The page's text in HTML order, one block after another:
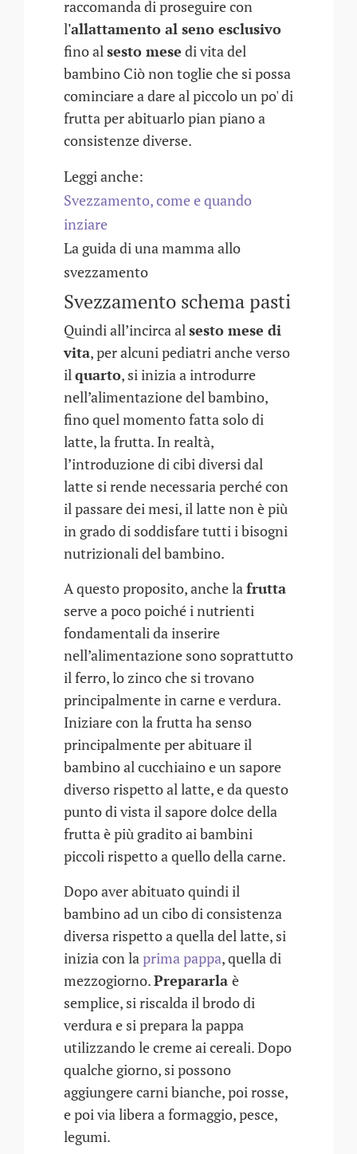
raccomanda di proseguire con
l'allattamento al seno esclusivo
fino alsesto mese di vita del
bambino Ciò non toglie che si possa
cominciare a dare al piccolo un po' di
frutta per abituarlo pian piano a
consistenze diverse.
Leggi anche:
Svezzamento, come e quando
inziare
La guida di una mamma allo
svezzamento
Svezzamento schema pasti
Quindi all’incirca alsesto mese di
vita, per alcuni pediatri anche verso
ilquarto, si inizia a introdurre
nell’alimentazione del bambino,
fino quel momento fatta solo di
latte, la frutta. In realtà,
l’introduzione di cibi diversi dal
latte si rende necessaria perché con
il passare dei mesi, il latte non è più
in grado di soddisfare tutti i bisogni
nutrizionali del bambino.
A questo proposito, anche lafrutta
serve a poco poiché i nutrienti
fondamentali da inserire
nell’alimentazione sono soprattutto
il ferro, lo zinco che si trovano
principalmente in carne e verdura.
Iniziare con la frutta ha senso
principalmente per abituare il
bambino al cucchiaino e un sapore
diverso rispetto al latte, e da questo
punto di vista il sapore dolce della
frutta è più gradito ai bambini
piccoli rispetto a quello della carne.
Dopo aver abituato quindi il
bambino ad un cibo di consistenza
diversa rispetto a quella del latte, si
inizia con laprima pappa, quella di
mezzogiorno.Prepararla è
semplice, si riscalda il brodo di
verdura e si prepara la pappa
utilizzando le creme ai cereali. Dopo
qualche giorno, si possono
aggiungere carni bianche, poi rosse,
e poi via libera a formaggio, pesce,
legumi.